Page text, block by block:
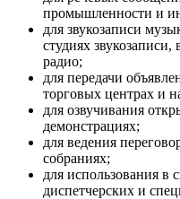
промышленности и
для звукозаписи
студиях
радио;
для передачи
торговых центрах и
для озвучивания
демонстрациях;
для ведения
собраниях;
для использования в
диспетчерских и